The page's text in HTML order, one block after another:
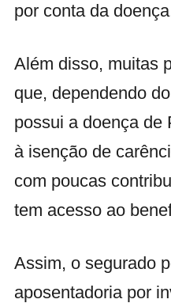
por conta da
Além disso, muitas
que, dependendo
possui a doença de
à isenção de
com poucas
tem acesso ao
Assim, o segurado
aposentadoria por